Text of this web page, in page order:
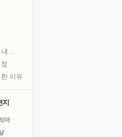
귀를 열고 마음을 내어주고
이유
흙이 된 몸으로 출근하는 여자
더